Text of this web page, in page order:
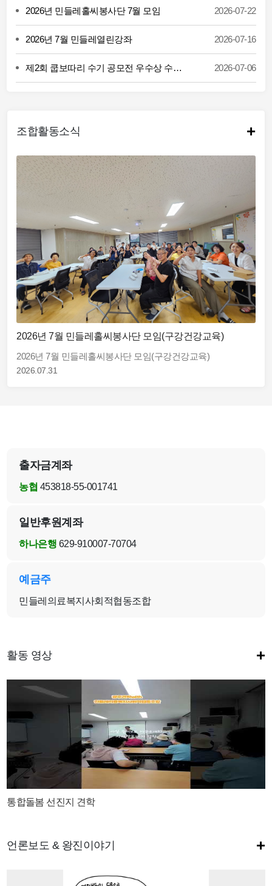
2026년 민들레홀씨봉사단 7월 모임 2026-07-22
2026년 7월 민들레열린강좌 2026-07-16
제2회 쿱보따리 수기 공모전 우수상 수상 (박언년 조합원)
2026-07-06
조합활동소식 +
2026년 7월 민들레홀씨봉사단 모임(구강건강교육)
2026년 7월 민들레홀씨봉사단 모임(구강건강교육)
2026.07.31
출자금계좌
농협 453818-55-001741
일반후원계좌
하나은행 629-910007-70704
예금주
민들레의료복지사회적협동조합
활동 영상 +
통합돌봄 선진지 견학
언론보도 & 왕진이야기 +